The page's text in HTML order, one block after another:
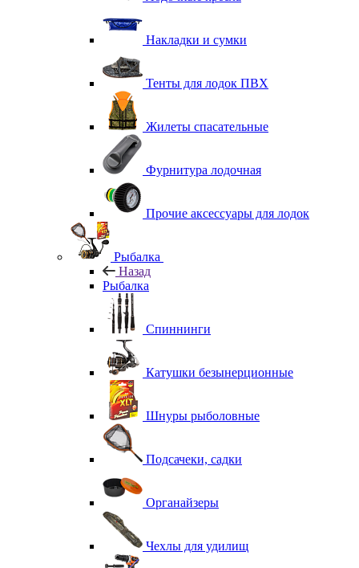
Накладки и сумки
Тенты для лодок ПВХ
Жилеты спасательные
Фурнитура лодочная
Прочие аксессуары для лодок
Рыбалка
Назад
Рыбалка
Спиннинги
Катушки безынерционные
Шнуры рыболовные
Подсачеки, садки
Органайзеры
Чехлы для удилищ